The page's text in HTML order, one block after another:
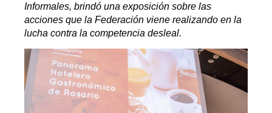
Informales, brindó una exposición sobre las
acciones que la Federación viene realizando en la
lucha contra la competencia desleal.